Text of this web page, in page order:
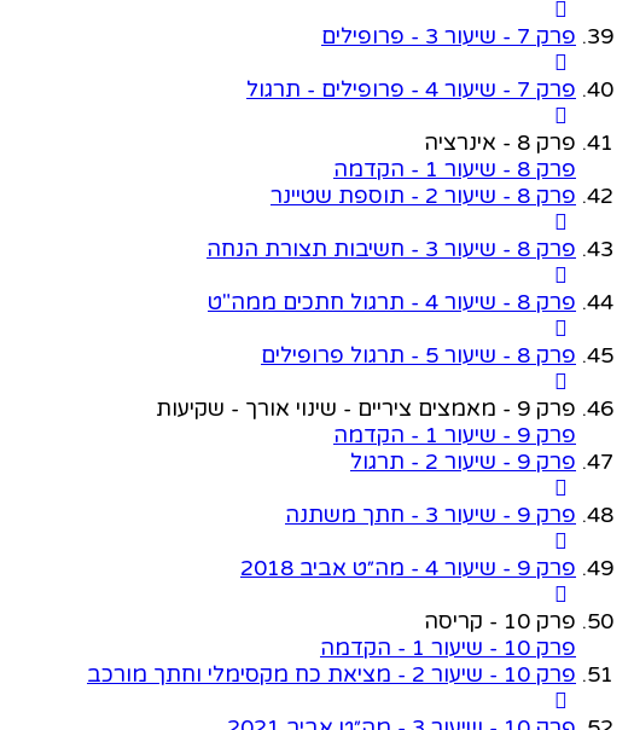
פרק 7 - שיעור 3 - פרופילים
פרק 7 - שיעור 4 - פרופילים - תרגול
פרק 8 - אינרציה
פרק 8 - שיעור 1 - הקדמה
פרק 8 - שיעור 2 - תוספת שטיינר
פרק 8 - שיעור 3 - חשיבות תצורת הנחה
פרק 8 - שיעור 4 - תרגול חתכים ממה"ט
פרק 8 - שיעור 5 - תרגול פרופילים
פרק 9 - מאמצים ציריים - שינוי אורך - שקיעות
פרק 9 - שיעור 1 - הקדמה
פרק 9 - שיעור 2 - תרגול
פרק 9 - שיעור 3 - חתך משתנה
פרק 9 - שיעור 4 - מה״ט אביב 2018
פרק 10 - קריסה
פרק 10 - שיעור 1 - הקדמה
פרק 10 - שיעור 2 - מציאת כח מקסימלי וחתך מורכב